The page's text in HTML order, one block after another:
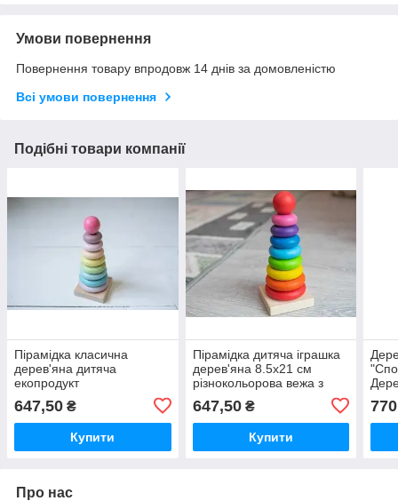
Умови повернення
Повернення товару впродовж 14 днів за домовленістю
Всі умови повернення
Подібні товари компанії
Пірамідка класична
дерев'яна дитяча
екопродукт
іграшка для малюків
8.5х21см / Пірамідка
класична дерев'яна
647,50 ₴
Купити
Пірамідка дитяча іграшка
дерев'яна 8.5х21 см
різнокольорова вежа з
натурального матеріалу /
Пірамідка дитяча іграшка
дерев'яна
647,50₴
Купити
770
Про нас